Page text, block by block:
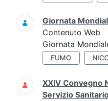
Giornata
Contenuto Web
Giornata
FUMO
XXIV Convegno
Servizio